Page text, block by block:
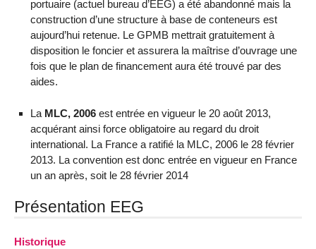
portuaire (actuel bureau d’EEG) a été abandonné mais la
construction d’une structure à base de conteneurs est
aujourd’hui retenue. Le GPMB mettrait gratuitement à
disposition le foncier et assurera la maîtrise d’ouvrage une
fois que le plan de financement aura été trouvé par des
aides.
LaMLC, 2006est entrée en vigueur le 20 août 2013,
acquérant ainsi force obligatoire au regard du droit
international. La France a ratifié la MLC, 2006 le 28 février
2013. La convention est donc entrée en vigueur en France
un an après, soit le 28 février 2014
Présentation EEG
Historique